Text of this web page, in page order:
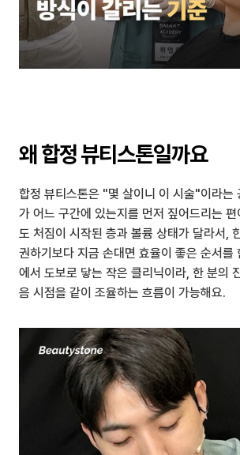
왜 합정 뷰티스톤일까요
합정 뷰티스톤은 "몇 살이니 이 시술"이라는
가 어느 구간에 있는지를 먼저 짚어드리는
도 처짐이 시작된 층과 볼륨 상태가 달라서,
권하기보다 지금 손대면 효율이 좋은 순서를
에서 도보로 닿는 작은 클리닉이라, 한 분의
음 시점을 같이 조율하는 흐름이 가능해요.